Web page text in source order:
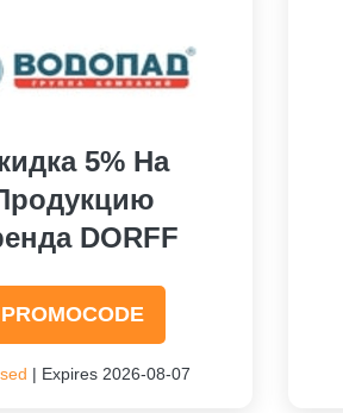
5% На
DORFF
PROMOCODE
| Expires 2026-08-07